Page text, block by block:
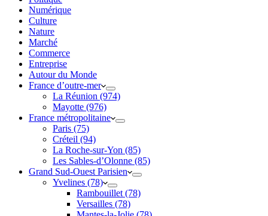
Numérique
Culture
Nature
Marché
Commerce
Entreprise
Autour du Monde
France d’outre-mer
La Réunion (974)
Mayotte (976)
France métropolitaine
Paris (75)
Créteil (94)
La Roche-sur-Yon (85)
Les Sables-d’Olonne (85)
Grand Sud-Ouest Parisien
Yvelines (78)
Rambouillet (78)
Versailles (78)